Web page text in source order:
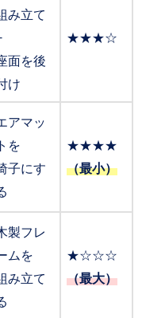
み立て
面を後
け
★★★☆
アマッ
トを
子にす
★★★★
（最小）
製フレ
ムを
み立て
★☆☆☆
（最大）